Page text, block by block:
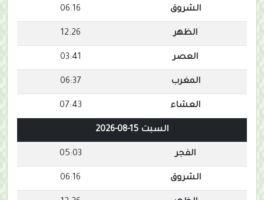
الشروق 06:16
الظهر 12:26
العصر 03:41
المغرب 06:37
العشاء 07:43
السبت 15-08-2026
الفجر 05:03
الشروق 06:16